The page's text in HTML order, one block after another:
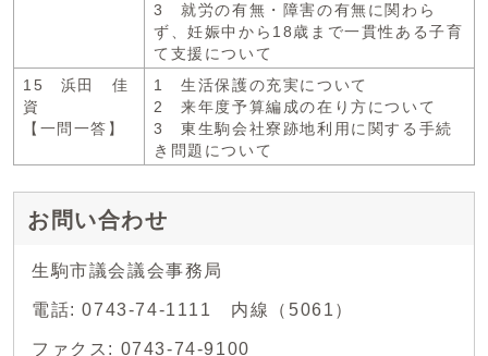
3 就労の有無・障害の有無に関わら
ず、妊娠中から18歳まで一貫性ある子育
て支援について
15 浜田 佳
資
【一問一答】
1 生活保護の充実について
2 来年度予算編成の在り方について
3 東生駒会社寮跡地利用に関する手続
き問題について
お問い合わせ
生駒市議会議会事務局
電話: 0743-74-1111 内線（5061）
ファクス: 0743-74-9100